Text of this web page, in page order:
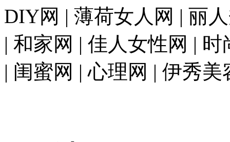
DIY网 | 薄荷女人网 | 丽
| 和家网 | 佳人女性网 |
| 闺蜜网 | 心理网 | 伊秀美